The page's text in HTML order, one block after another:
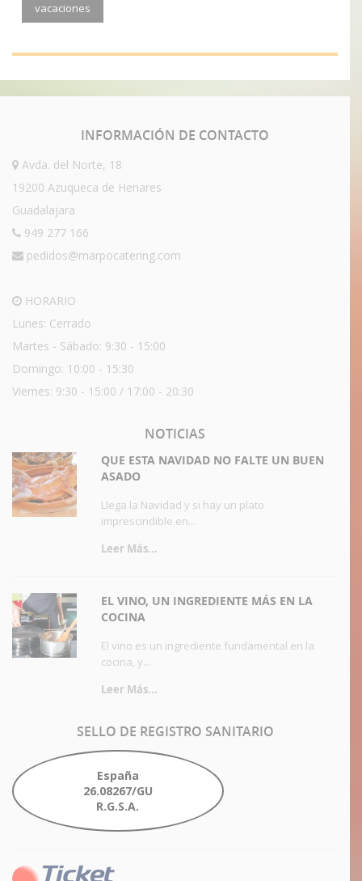
vacaciones
INFORMACIÓN DE CONTACTO
Avda. del Norte, 18
19200 Azuqueca de Henares
Guadalajara
949 277 166
pedidos@marpocatering.com
HORARIO
Lunes: Cerrado
Martes - Sábado: 9:30 - 15:00
Domingo: 10:00 - 15:30
Viernes: 9:30 - 15:00 / 17:00 - 20:30
NOTICIAS
QUE ESTA NAVIDAD NO FALTE UN BUEN
ASADO
Llega la Navidad y si hay un plato
imprescindible en...
Leer Más...
EL VINO, UN INGREDIENTE MÁS EN LA
COCINA
El vino es un ingrediente fundamental en la
cocina, y...
Leer Más...
SELLO DE REGISTRO SANITARIO
España
26.08267/GU
R.G.S.A.